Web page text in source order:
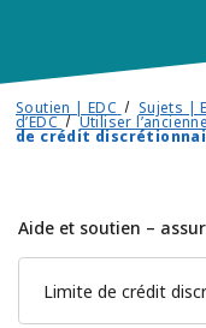
Soutien | EDC Sujets |
d’EDC Utiliser
de crédit
Aide et soutien –
Limite de crédit